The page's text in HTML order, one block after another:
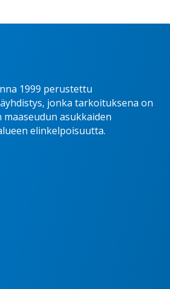
1999 perustettu
jonka tarkoituksena on
asukkaiden
elinkelpoisuutta.